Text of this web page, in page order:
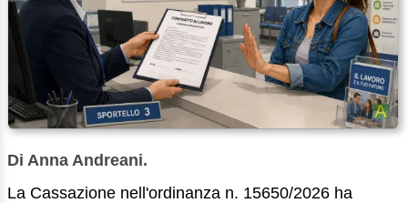
Di Anna Andreani.
La Cassazione nell'ordinanza n. 15650/2026 ha